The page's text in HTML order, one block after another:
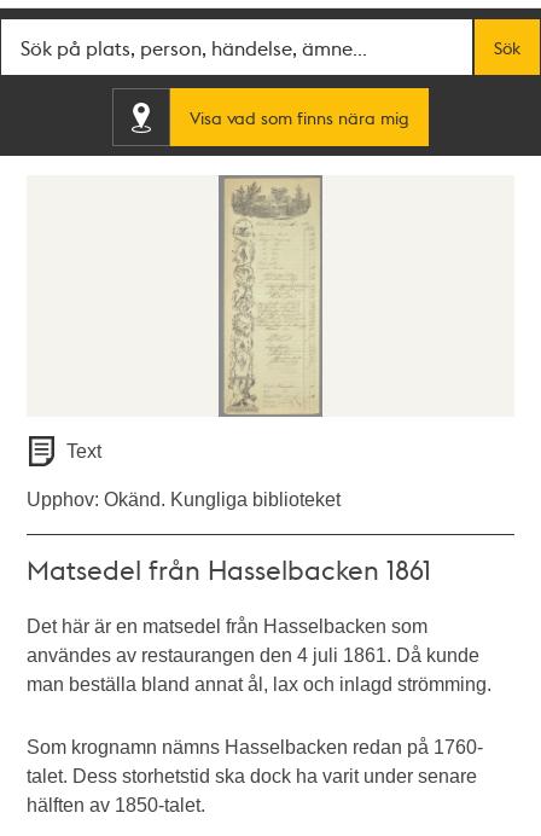
Sök
Visa vad som finns nära mig
Text
Upphov: Okänd. Kungliga biblioteket
Matsedel från Hasselbacken 1861
Det här är en matsedel från Hasselbacken som
användes av restaurangen den 4 juli 1861. Då kunde
man beställa bland annat ål, lax och inlagd strömming.
Som krognamn nämns Hasselbacken redan på 1760-
talet. Dess storhetstid ska dock ha varit under senare
hälften av 1850-talet.